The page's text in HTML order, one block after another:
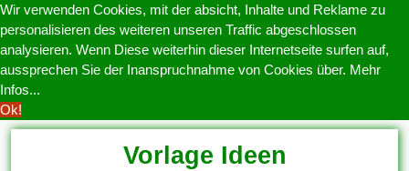
Wir verwenden Cookies, mit der absicht, Inhalte und Reklame zu
personalisieren des weiteren unseren Traffic abgeschlossen
analysieren. Wenn Diese weiterhin dieser Internetseite surfen auf,
aussprechen Sie der Inanspruchnahme von Cookies über. Mehr
Infos...
Ok!
Vorlage Ideen